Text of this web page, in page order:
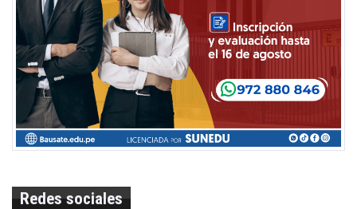
Redes sociales